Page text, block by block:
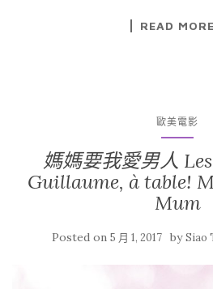
READ MORE
歐美電影
媽媽要我愛男人
Guillaume, à table!
Mum
Posted on 5 月 1, 2017 bySiao